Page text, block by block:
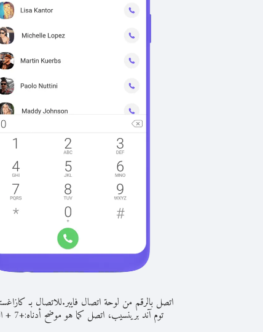
اتصل بالرقم من لوحة اتصال فايبر.للاتصال بـ
توم آند برينسيب، اتصل كما هو موضح أدناه:+
7
+